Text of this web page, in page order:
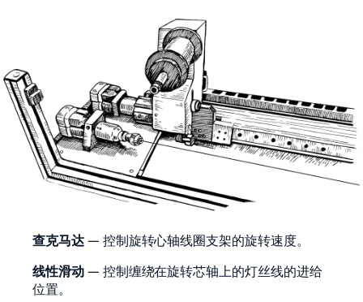
查克马达— 控制旋转心轴线圈支架的旋转速度。
线性滑动— 控制缠绕在旋转芯轴上的灯丝线的进给
位置。